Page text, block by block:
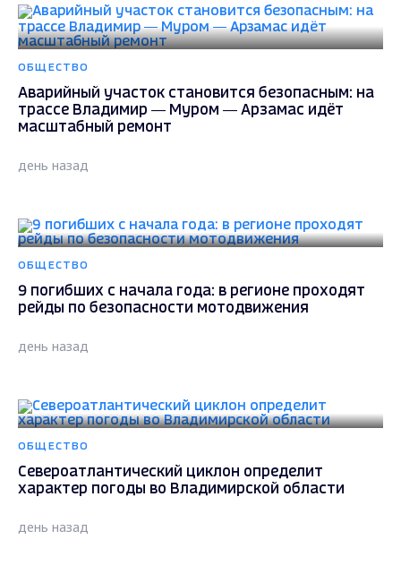
ОБЩЕСТВО
Аварийный участок становится безопасным: на
трассе Владимир — Муром — Арзамас идёт
масштабный ремонт
день назад
ОБЩЕСТВО
9 погибших с начала года: в регионе проходят
рейды по безопасности мотодвижения
день назад
ОБЩЕСТВО
Североатлантический циклон определит
характер погоды во Владимирской области
день назад